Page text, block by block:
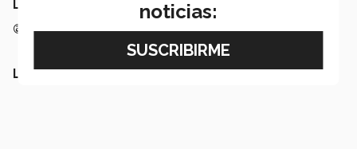
Lucy Arroyo
@malintzin66
LEE TAMBIÉN:
noticias: